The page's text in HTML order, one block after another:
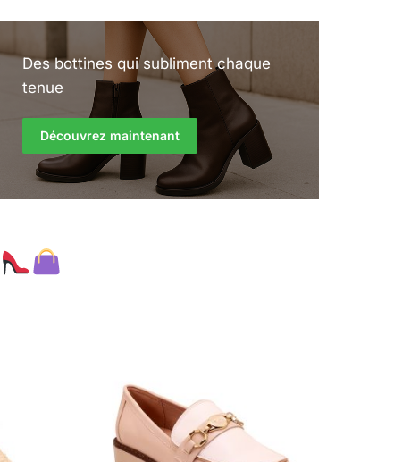
Des bottines qui subliment chaque
tenue
Découvrez maintenant